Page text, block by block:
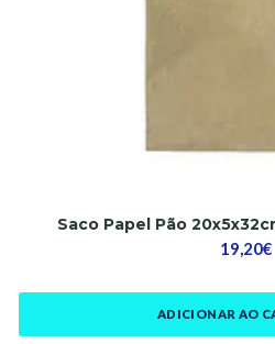
Saco Papel Pão
19,20€
ADICIONAR AO